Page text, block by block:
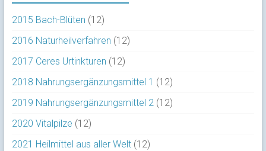
2015 Bach-Blüten (12)
2016 Naturheilverfahren (12)
2017 Ceres Urtinkturen (12)
2018 Nahrungsergänzungsmittel 1 (12)
2019 Nahrungsergänzungsmittel 2 (12)
2020 Vitalpilze (12)
2021 Heilmittel aus aller Welt(12)